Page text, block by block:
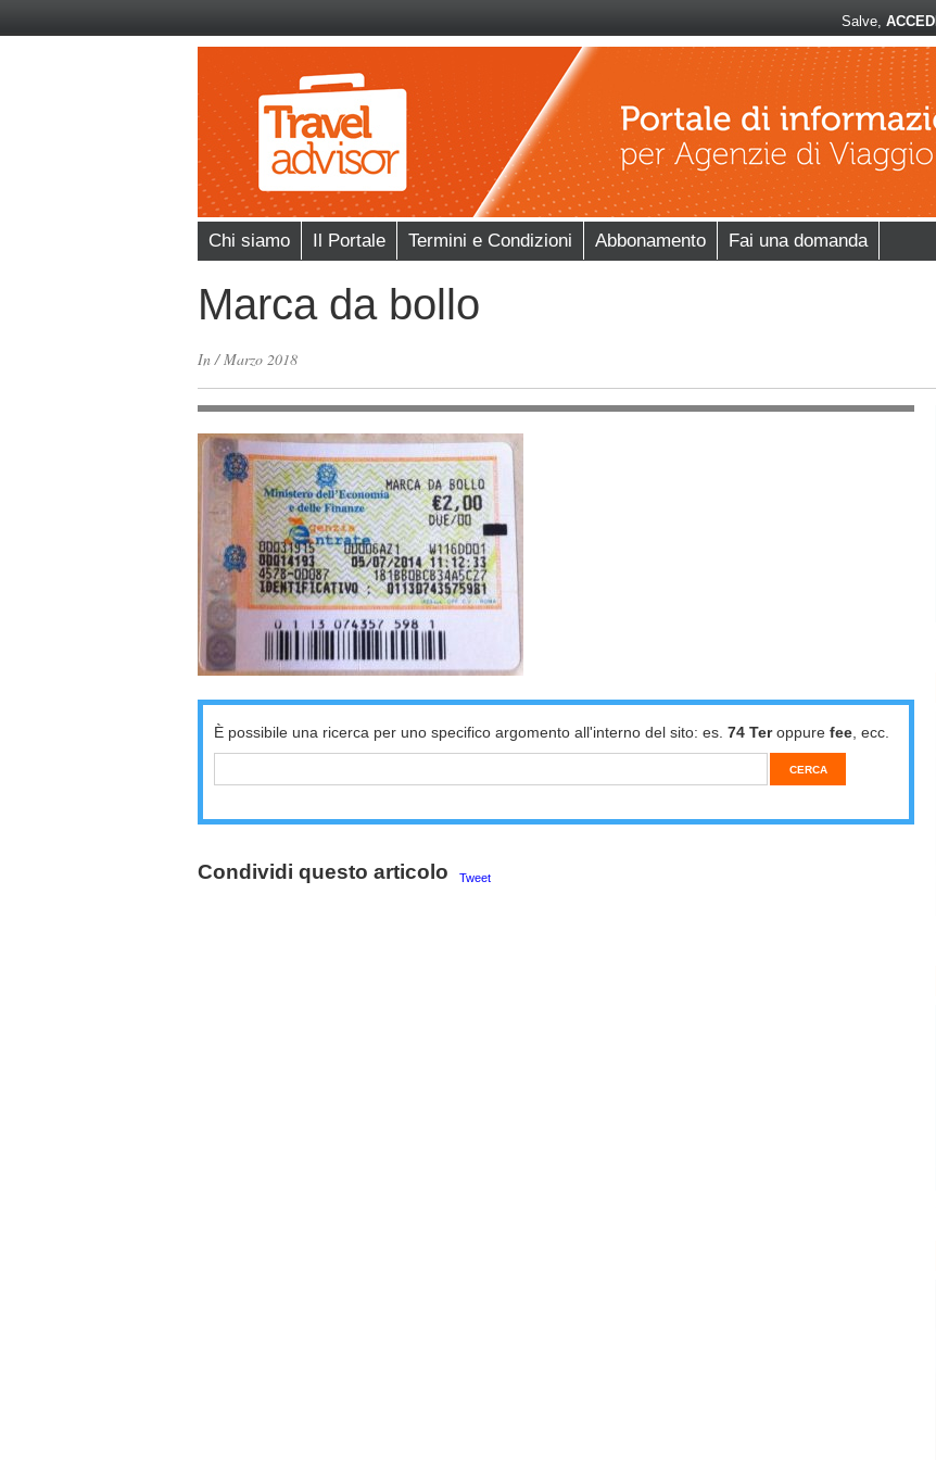
Salve, ACCEDI
Chi siamo Il Portale Termini e Condizioni Abbonamento Fai una domanda
Marca da bollo
In/Marzo 2018
È possibile una ricerca per uno specifico argomento all'interno del sito: es. 74 Teroppure fee , ecc.
Condividi questo articolo Tweet